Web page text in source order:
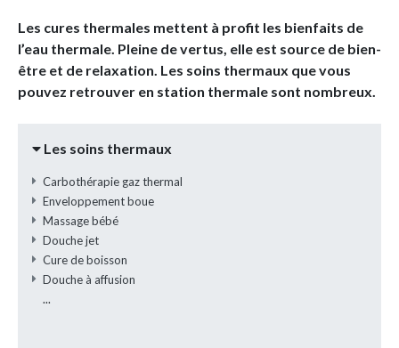
Les cures thermales mettent à profit les bienfaits de
l’eau thermale. Pleine de vertus, elle est source de bien-
être et de relaxation. Les soins thermaux que vous
pouvez retrouver en station thermale sont nombreux.
Les soins thermaux
Carbothérapie gaz thermal
Enveloppement boue
Massage bébé
Douche jet
Cure de boisson
Douche à affusion
...